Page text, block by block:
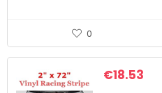
0
€18.53